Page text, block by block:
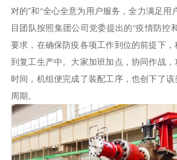
对的”和“全心全意为用户服务，全力满足用
目团队按照集团公司党委提出的“疫情防控
要求，在确保防疫各项工作到位的前提下
到复工生产中。大家加班加点，协同作战
时间，机组便完成了装配工序，也创下了
周期。